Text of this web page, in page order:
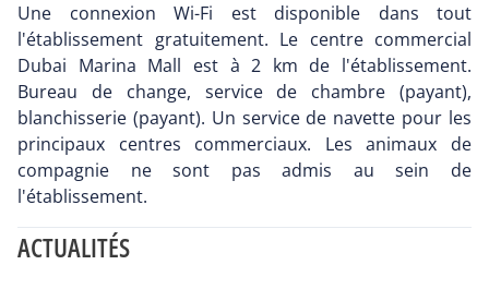
Une connexion Wi-Fi est disponible dans tout
l'établissement gratuitement. Le centre commercial
Dubai Marina Mall est à 2 km de l'établissement.
Bureau de change, service de chambre (payant),
blanchisserie (payant). Un service de navette pour les
principaux centres commerciaux. Les animaux de
compagnie ne sont pas admis au sein de
l'établissement.
ACTUALITÉS